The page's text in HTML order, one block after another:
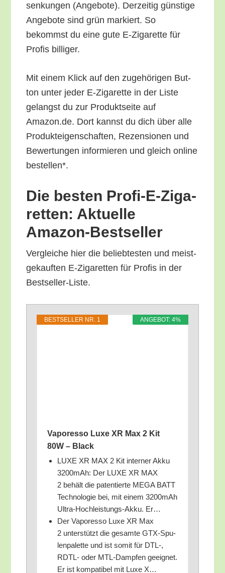
sen­kun­gen (Ange­bo­te). Der­zei­tig güns­ti­ge
Ange­bo­te sind grün mar­kiert. So
bekommst du eine gute E‑Zigarette für
Pro­fis billiger.
Mit einem Klick auf den zuge­hö­ri­gen But­
ton unter jeder E‑Zigarette in der Lis­te
gelangst du zur Pro­dukt­sei­te auf
Amazon.de. Dort kannst du dich über alle
Pro­duk­tei­gen­schaf­ten, Rezen­sio­nen und
Bewer­tun­gen infor­mie­ren und gleich online
bestellen*.
Die bes­ten Pro­fi-E-Ziga­
ret­ten: Aktu­el­le
Amazon-Bestseller
Ver­glei­che hier die belieb­tes­ten und meist­
ge­kauf­ten E‑Zigaretten für Pro­fis in der
Bestseller-Liste.
ANGE­BOT: 4%
BEST­SEL­LER NR. 1
Vapo­res­so Luxe XR Max 2 Kit
80W – Black
LUXE XR MAX 2 Kit inter­ner Akku
3200mAh: Der LUXE XR MAX
2 behält die paten­tier­te MEGA BATT
Tech­no­lo­gie bei, mit einem 3200mAh
Ultra-Hoch­leis­tungs-Akku. Er…
Der Vapo­res­so Luxe XR Max
2 unter­stützt die gesam­te GTX-Spu­
len­pa­let­te und ist somit für DTL‑,
RDTL- oder MTL-Damp­fen geeig­net.
Er ist kom­pa­ti­bel mit Luxe X…